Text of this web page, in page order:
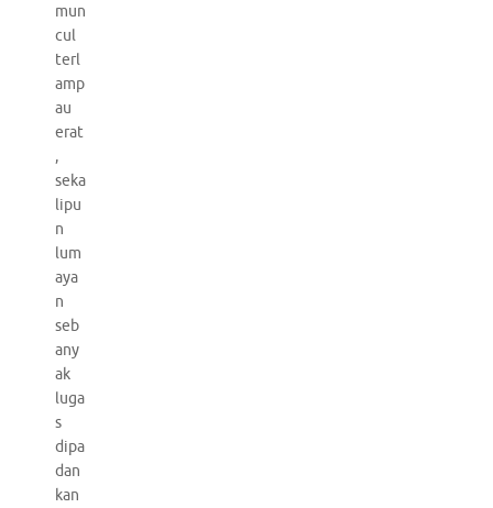
mun
cul
terl
amp
au
erat
,
seka
lipu
n
lum
aya
n
seb
any
ak
luga
s
dipa
dan
kan